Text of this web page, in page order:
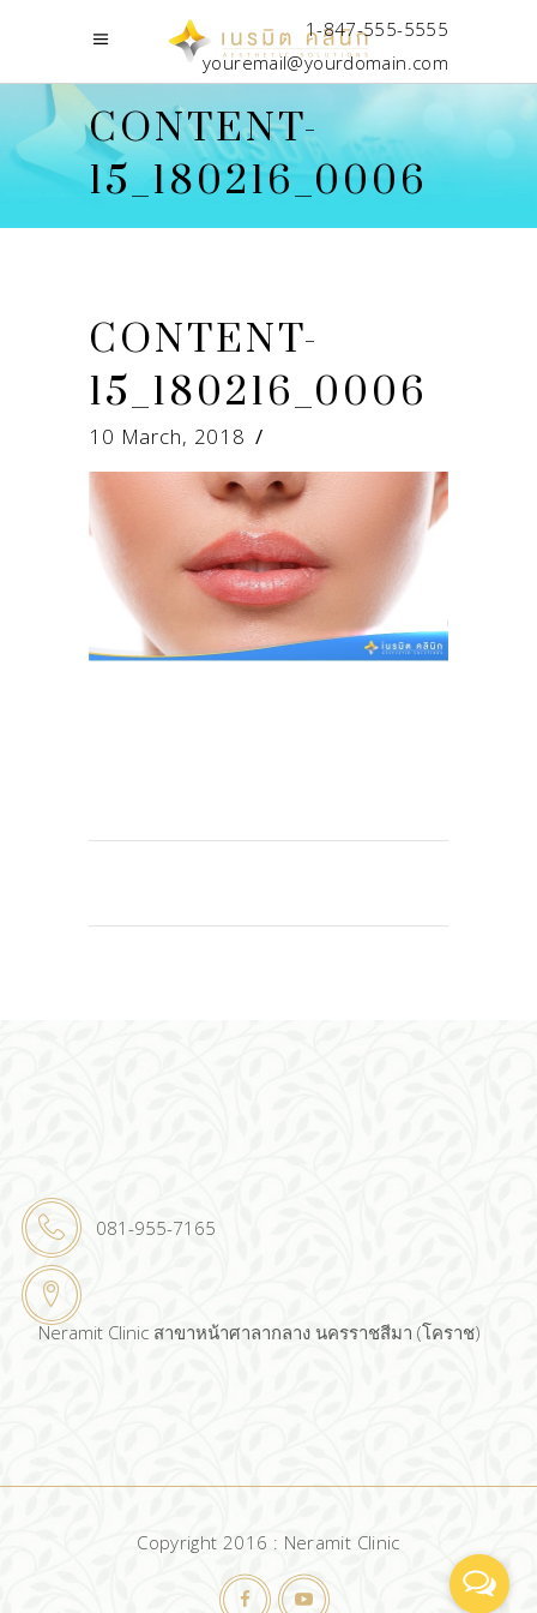
1-847-555-5555
youremail@yourdomain.com
CONTENT-
15_180216_0006
CONTENT-
15_180216_0006
10 March, 2018
081-955-7165
Neramit Clinic สาขาหน้าศาลากลาง นครราชสีมา (โคราช)
Copyright 2016 : Neramit Clinic